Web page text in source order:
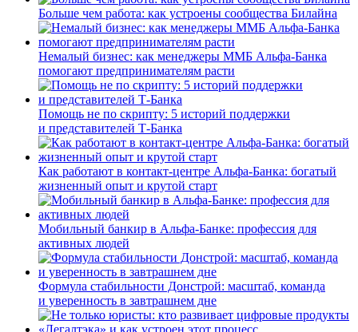
Больше чем работа: как устроены сообщества Билайна
Немалый бизнес: как менеджеры ММБ Альфа-Банка
помогают предпринимателям расти
Помощь не по скрипту: 5 историй поддержки
и представителей Т-Банка
Как работают в контакт-центре Альфа-Банка: богатый
жизненный опыт и крутой старт
Мобильный банкир в Альфа-Банке: профессия для
активных людей
Формула стабильности Донстрой: масштаб, команда
и уверенность в завтрашнем дне